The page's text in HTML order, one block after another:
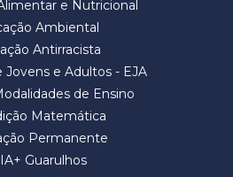
e Nutricional
Ambiental
Antirracista
Jovens e Adultos - EJA
de Ensino
Matemática
Permanente
Guarulhos